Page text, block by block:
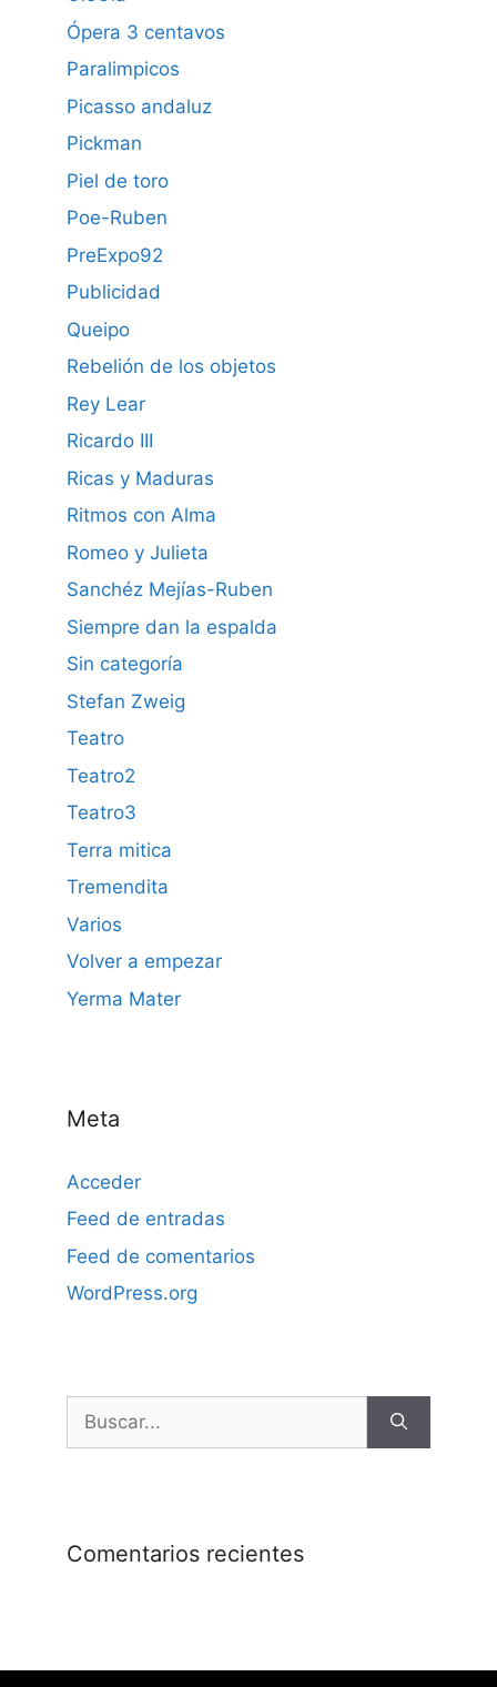
Ópera 3 centavos
Paralimpicos
Picasso andaluz
Pickman
Piel de toro
Poe-Ruben
PreExpo92
Publicidad
Queipo
Rebelión de los objetos
Rey Lear
Ricardo III
Ricas y Maduras
Ritmos con Alma
Romeo y Julieta
Sanchéz Mejías-Ruben
Siempre dan la espalda
Sin categoría
Stefan Zweig
Teatro
Teatro2
Teatro3
Terra mitica
Tremendita
Varios
Volver a empezar
Yerma Mater
Meta
Acceder
Feed de entradas
Feed de comentarios
WordPress.org
Comentarios recientes